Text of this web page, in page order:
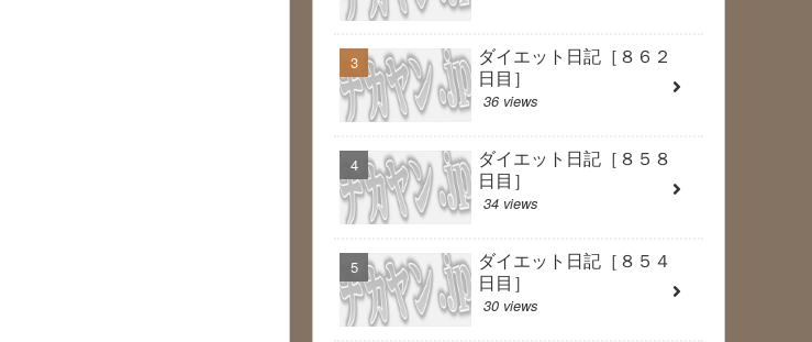
ダイエット日記［８６２
日目］
36 views
ダイエット日記［８５８
日目］
34 views
ダイエット日記［８５４
日目］
30 views